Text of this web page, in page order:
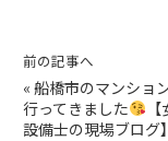
前の記事へ
« 船橋市のマンショ
行ってきました
設備士の現場ブログ】